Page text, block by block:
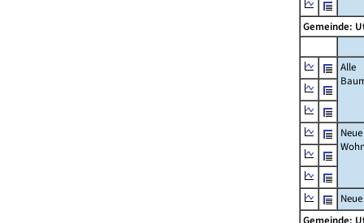
Gemeinde:
Alle
Neue
Gemeinde: